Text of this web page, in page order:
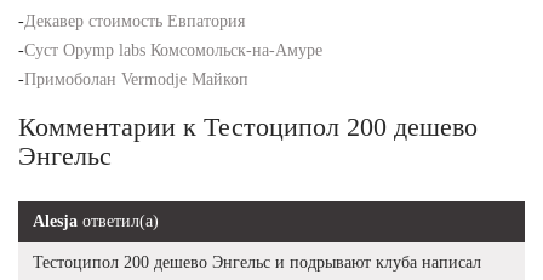
-Декавер стоимость Евпатория
-Суст Opymp labs Комсомольск-на-Амуре
-Примоболан Vermodje Майкоп
Комментарии к Тестоципол 200 дешево
Энгельс
Alesja ответил(а)
Тестоципол 200 дешево Энгельс и подрывают клуба написал